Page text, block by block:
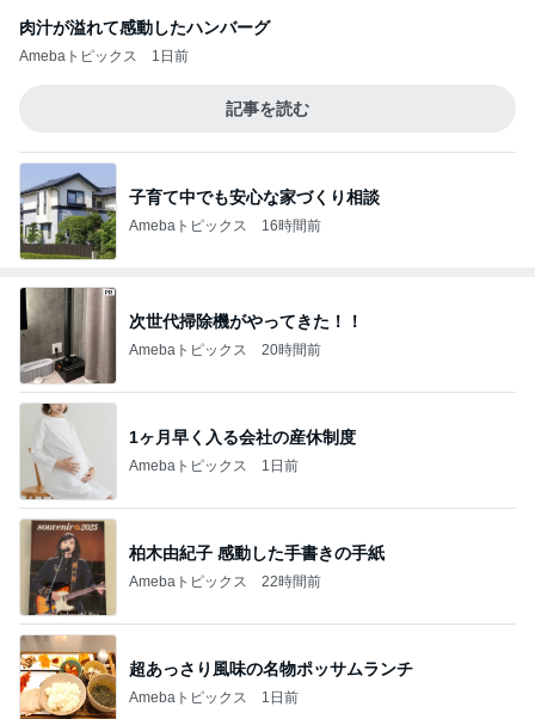
肉汁が溢れて感動したハンバーグ
Amebaトピックス 1日前
記事を読む
子育て中でも安心な家づくり相談
Amebaトピックス 16時間前
次世代掃除機がやってきた！！
Amebaトピックス 20時間前
1ヶ月早く入る会社の産休制度
Amebaトピックス 1日前
柏木由紀子 感動した手書きの手紙
Amebaトピックス 22時間前
超あっさり風味の名物ポッサムランチ
Amebaトピックス 1日前